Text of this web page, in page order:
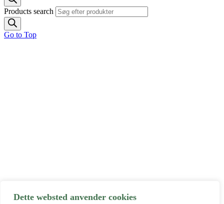
Dette websted anvender cookies
Products search
Go to Top